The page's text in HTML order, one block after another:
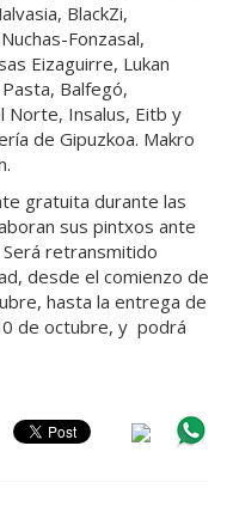
BlackZi,
Fonzasal,
Eizaguirre, Lukan
Balfegó,
Norte, Insalus, Eitb y
de Gipuzkoa. Makro
gratuita durante las
sus pintxos ante
retransmitido
desde el comienzo de
hasta la entrega de
de octubre, y podrá